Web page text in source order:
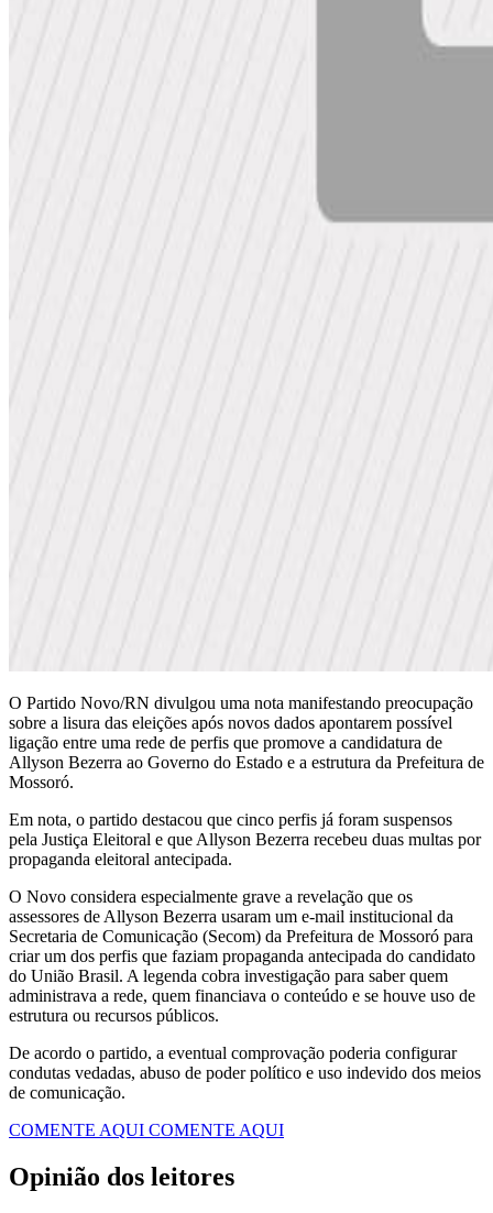
O Partido Novo/RN divulgou uma nota manifestando preocupação
sobre a lisura das eleições após novos dados apontarem possível
ligação entre uma rede de perfis que promove a candidatura de
Allyson Bezerra ao Governo do Estado e a estrutura da Prefeitura de
Mossoró.
Em nota, o partido destacou que cinco perfis já foram suspensos
pela Justiça Eleitoral e que Allyson Bezerra recebeu duas multas por
propaganda eleitoral antecipada.
O Novo considera especialmente grave a revelação que os
assessores de Allyson Bezerra usaram um e-mail institucional da
Secretaria de Comunicação (Secom) da Prefeitura de Mossoró para
criar um dos perfis que faziam propaganda antecipada do candidato
do União Brasil. A legenda cobra investigação para saber quem
administrava a rede, quem financiava o conteúdo e se houve uso de
estrutura ou recursos públicos.
De acordo o partido, a eventual comprovação poderia configurar
condutas vedadas, abuso de poder político e uso indevido dos meios
de comunicação.
COMENTE AQUI COMENTE AQUI
Opinião dos leitores